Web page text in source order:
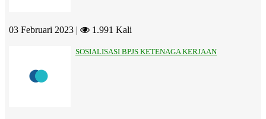
03 Februari 2023 | 1.991 Kali
SOSIALISASI BPJS KETENAGA KERJAAN